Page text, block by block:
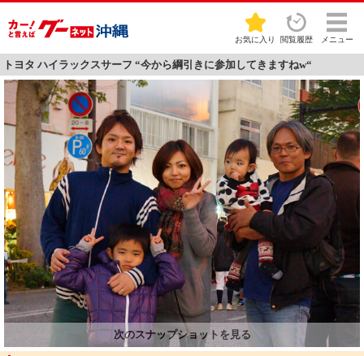
お気に入り 閲覧履歴 メニュー
トヨタ ハイラックスサーフ “今から綱引きに参加してきますねw“